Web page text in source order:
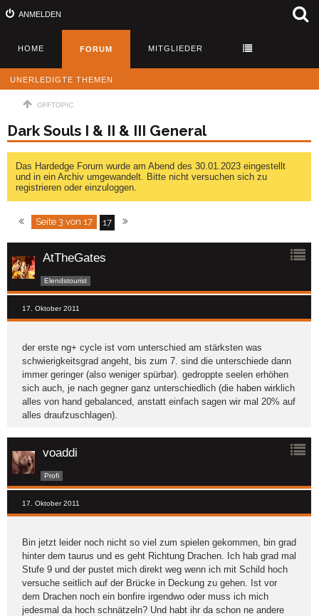
ANMELDEN
HOME FORUM MITGLIEDER
UNERLEDIGTE THEMEN
OFFTOPIC
Dark Souls I & II & III General
Das Hardedge Forum wurde am Abend des 30.01.2023 eingestellt
und in ein Archiv umgewandelt. Bitte nicht versuchen sich zu
registrieren oder einzuloggen.
Seite 3 von 17 17
AtTheGates
Elendstourist
17. Oktober 2011
der erste ng+ cycle ist vom unterschied am stärksten was
schwierigkeitsgrad angeht, bis zum 7. sind die unterschiede dann
immer geringer (also weniger spürbar). gedroppte seelen erhöhen
sich auch, je nach gegner ganz unterschiedlich (die haben wirklich
alles von hand gebalanced, anstatt einfach sagen wir mal 20% auf
alles draufzuschlagen).
voaddi
Profi
17. Oktober 2011
Bin jetzt leider noch nicht so viel zum spielen gekommen, bin grad
hinter dem taurus und es geht Richtung Drachen. Ich hab grad mal
Stufe 9 und der pustet mich direkt weg wenn ich mit Schild hoch
versuche seitlich auf der Brücke in Deckung zu gehen. Ist vor
dem Drachen noch ein bonfire irgendwo oder muss ich mich
jedesmal da hoch schnätzeln? Und habt ihr da schon ne andere